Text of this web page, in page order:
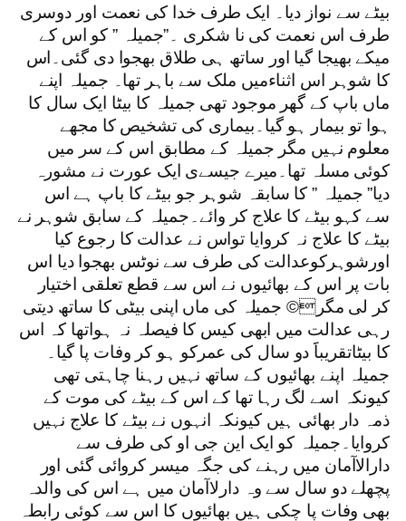
بیٹے سے نواز دیا۔ ایک طرف خدا کی نعمت اور دوسری
طرف اس نعمت کی نا شکری ۔”جمیلہ ” کو اس کے
میکے بھیجا گیا اور ساتھ ہی طلاق بھجوا دی گئی۔اس
کا شوہر اس اثناءمیں ملک سے باہر تھا۔ جمیلہ اپنے
ماں باپ کے گھر موجود تھی جمیلہ کا بیٹا ایک سال کا
ہوا تو بیمار ہو گیا۔بیماری کی تشخیص کا مجھے
معلوم نہیں مگر جمیلہ کے مطابق اس کے سر میں
کوئی مسلہ تھا۔میرے جیسےی ایک عورت نے مشورہ
دیا” جمیلہ ” کا سابقہ شوہر جو بیٹے کا باپ ہے اس
سے کہو بیٹے کا علاج کر وائے۔جمیلہ کے سابق شوہر نے
بیٹے کا علاج نہ کروایا تواس نے عدالت کا رجوع کیا
اورشوہرکوعدالت کی طرف سے نوٹس بھجوا دیا اس
بات پر اس کے بھائیوں نے اس سے قطع تعلقی اختیار
کر لی مگر© جمیلہ کی ماں اپنی بیٹی کا ساتھ دیتی
رہی عدالت میں ابھی کیس کا فیصلہ نہ ہواتھا کہ اس
کا بیٹاتقریباََ دو سال کی عمرکو ہو کر وفات پا گیا۔
جمیلہ اپنے بھائیوں کے ساتھ نہیں رہنا چاہتی تھی
کیونکہ اسے لگ رہا تھا کے اس کے بیٹے کی موت کے
ذمہ دار بھائی ہیں کیونکہ انہوں نے بیٹے کا علاج نہیں
کروایا۔جمیلہ کو ایک این جی او کی طرف سے
دارالاآمان میں رہنے کی جگہ میسر کروائی گئی اور
پچھلے دو سال سے وہ دارلاآمان میں ہے اس کی والدہ
بھی وفات پا چکی ہیں بھائیوں کا اس سے کوئی رابطہ